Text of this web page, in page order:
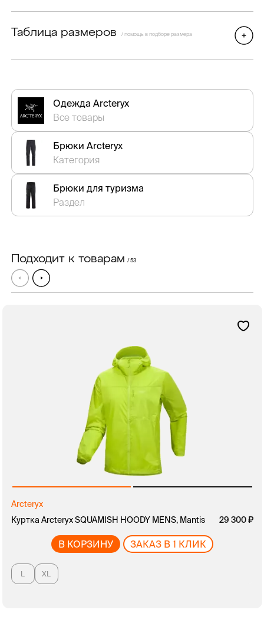
Таблица размеров / помощь в подборе размера
Одежда Arcteryx
Все товары
Брюки Arcteryx
Категория
Брюки для туризма
Раздел
Подходит к товарам / 53
Arcteryx
Куртка Arcteryx SQUAMISH HOODY MENS, Mantis
29 300
В КОРЗИНУ ЗАКАЗ В 1 КЛИК
L XL
руб.